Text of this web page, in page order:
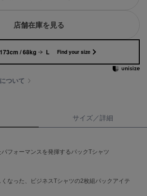
店舗在庫を見る
173cm / 68kg L Find your size
ついて
サイズ／詳細
フォーマンスを発揮するパックTシャツ
なった、ビジネスTシャツの2枚組パックアイテ